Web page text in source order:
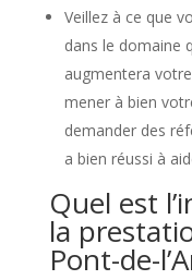
Veillez à ce que
dans le domaine
augmentera
mener à bien
demander des
a bien réussi à
Quel est
la
Pont-de-